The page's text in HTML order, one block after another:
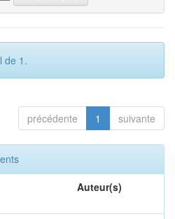
de 1.
précédente 1 suivante
Auteur(s)